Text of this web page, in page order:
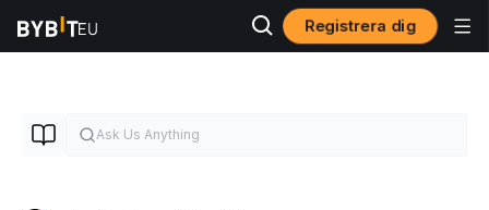
Registrera dig